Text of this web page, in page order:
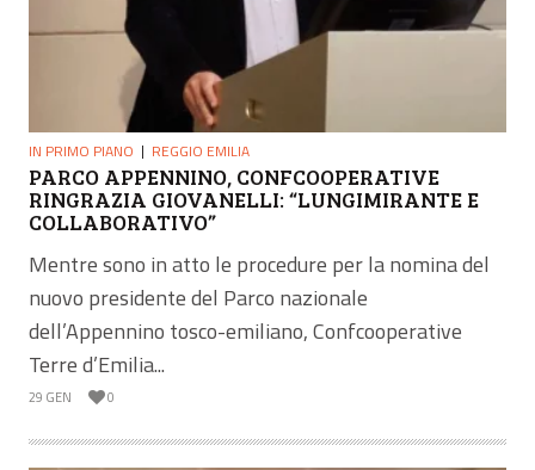
IN PRIMO PIANO REGGIO EMILIA
PARCO APPENNINO, CONFCOOPERATIVE
RINGRAZIA GIOVANELLI: “LUNGIMIRANTE E
COLLABORATIVO”
Mentre sono in atto le procedure per la nomina del
nuovo presidente del Parco nazionale
dell’Appennino tosco-emiliano, Confcooperative
Terre d’Emilia...
29 GEN 0